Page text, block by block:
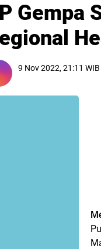
Gempa
9 Nov 2022, 21:11 WIB